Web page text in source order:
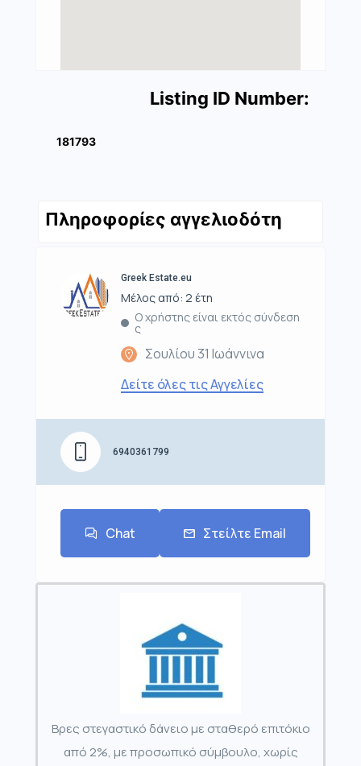
Listing ID Number:
181793
Πληροφορίες αγγελιοδότη
Greek Estate.eu
Μέλος από: 2 έτη
Ο χρήστης είναι εκτός σύνδεση
ς
Σουλίου 31 Ιωάννινα
Δείτε όλες τις Αγγελίες
6940361799
Chat Στείλτε Email
Βρες στεγαστικό δάνειο με σταθερό επιτόκιο
από 2%, με προσωπικό σύμβουλο, χωρίς